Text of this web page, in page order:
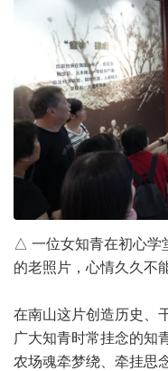
△ 一位女知青在初心学
的老照片，心情久久不
在南山这片创造历史、
广大知青时常挂念的知
农场魂牵梦绕、牵挂思